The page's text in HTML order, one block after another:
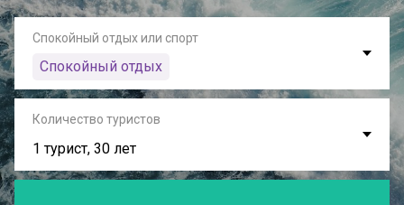
Спокойный отдых или спорт
Спокойный отдых
Количество туристов
1 турист, 30 лет